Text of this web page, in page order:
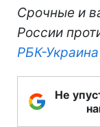
Срочные и
России
РБК-
Не